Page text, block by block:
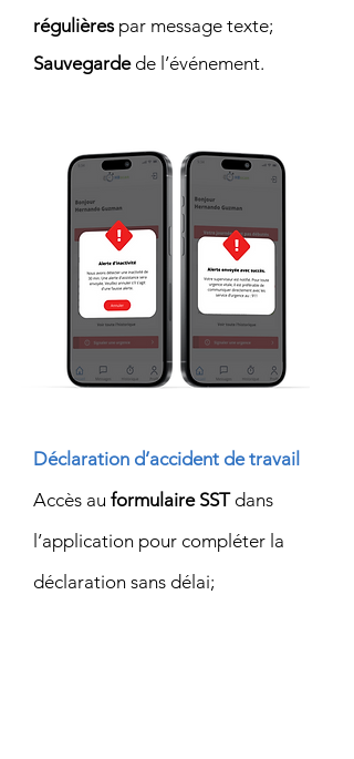
régulièrespar message texte;
Sauvegardede l’événement.
Déclaration d’accident de travail
Accès au formulaire SST dans
l’application pour compléter la
déclaration sans délai;